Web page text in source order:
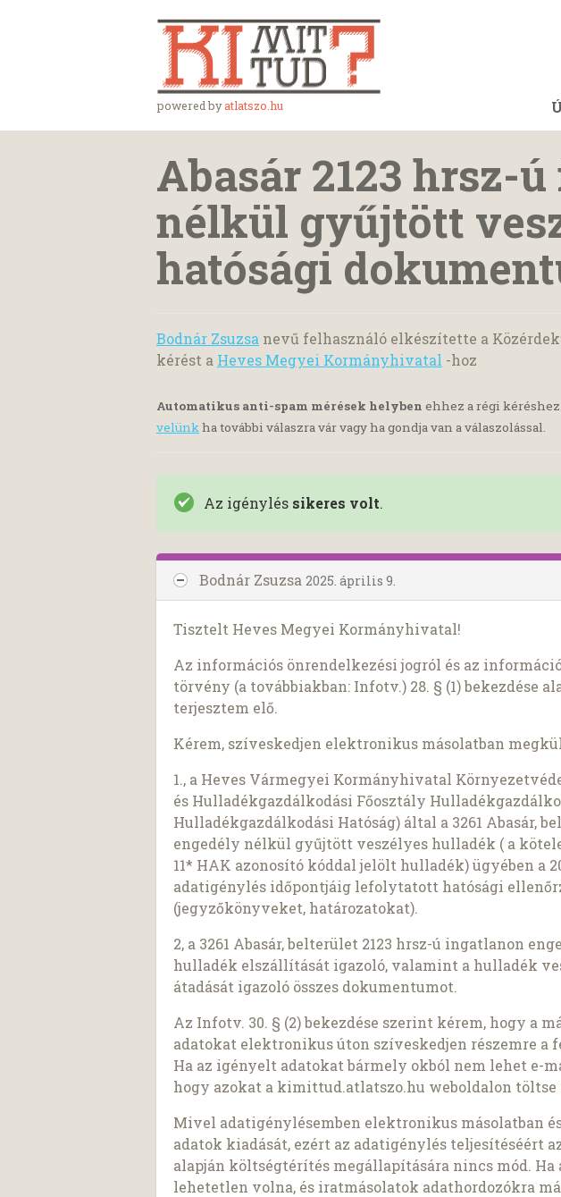
powered byatlatszo.hu
Abasár 2123 hrsz-
nélkül gyűjtött
hatósági
Bodnár Zsuzsa nevű felhasználó elkészítette a
kérést a Heves Megyei Kormányhivatal -hoz
Automatikus anti-spam mérések helyben ehhez a régi
velünkha további válaszra vár vagy ha gondja van a válaszolással.
Az igénylés sikeres volt.
Bodnár Zsuzsa 2025. április 9.
Tisztelt Heves Megyei Kormányhivatal!
Az információs önrendelkezési jogról és az
törvény (a továbbiakban: Infotv.) 28. § (1) bekezdése
terjesztem elő.
Kérem, szíveskedjen elektronikus másolatban
1., a Heves Vármegyei Kormányhivatal
és Hulladékgazdálkodási Főosztály
Hulladékgazdálkodási Hatóság) által a 3261 Abasár,
engedély nélkül gyűjtött veszélyes hulladék ( a
11* HAK azonosító kóddal jelölt hulladék) ügyében a
adatigénylés időpontjáig lefolytatott hatósági
(jegyzőkönyveket, határozatokat).
2, a 3261 Abasár, belterület 2123 hrsz-ú ingatlanon
hulladék elszállítását igazoló, valamint a hulladék
átadását igazoló összes dokumentumot.
Az Infotv. 30. § (2) bekezdése szerint kérem, hogy a
adatokat elektronikus úton szíveskedjen részemre a
Ha az igényelt adatokat bármely okból nem lehet e-
hogy azokat a kimittud.atlatszo.hu weboldalon töltse
Mivel adatigénylésemben elektronikus másolatban
adatok kiadását, ezért az adatigénylés teljesítéséért
alapján költségtérítés megállapítására nincs mód. Ha
lehetetlen volna, és iratmásolatok adathordozókra